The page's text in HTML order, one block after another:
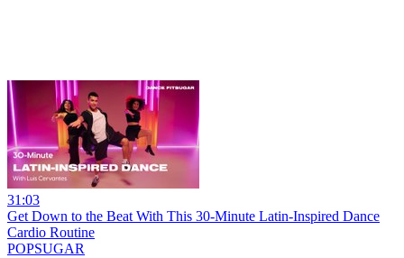
31:03
Get Down to the Beat With This 30-Minute Latin-Inspired Dance
Cardio Routine
POPSUGAR